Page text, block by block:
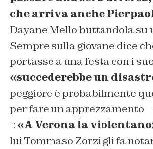
che arriva anche
Dayane Mello buttandola su
Sempre sulla giovane dice
portasse a una festa con i
«succederebbe un
peggiore è probabilmente
per fare un apprezzamento
-: «A Verona la
lui Tommaso Zorzi gli fa